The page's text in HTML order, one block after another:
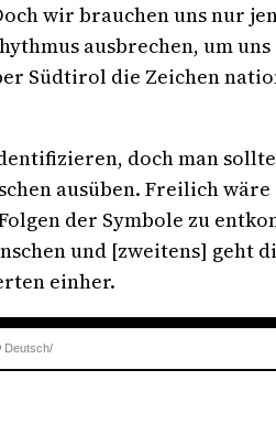
wir brauchen uns nur
ausbrechen, um
Südtirol die Zeichen
doch man
ausüben. Freilich
der Symbole zu
und [zweitens] geht
einher.
Deutsch/